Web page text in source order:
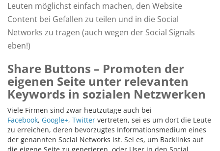
Leuten möglichst einfach machen, den Website
Content bei Gefallen zu teilen und in die Social
Networks zu tragen (auch wegen der Social Signals
eben!)
Share Buttons – Promoten der
eigenen Seite unter relevanten
Keywords in sozialen Netzwerken
Viele Firmen sind zwar heutzutage auch bei
Facebook, Google+, Twitter vertreten, sei es um dort die Leute
zu erreichen, deren bevorzugtes Informationsmedium eines
der genannten Social Networks ist. Sei es, um Backlinks auf